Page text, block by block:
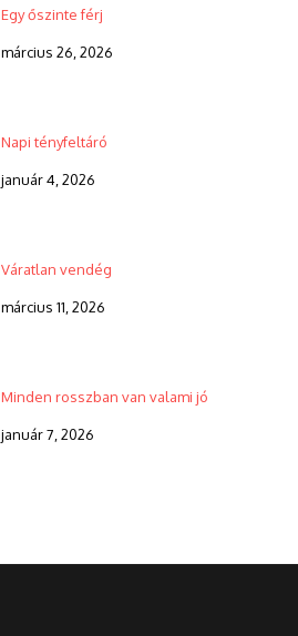
Egy őszinte férj
március 26, 2026
Napi tényfeltáró
január 4, 2026
Váratlan vendég
március 11, 2026
Minden rosszban van valami jó
január 7, 2026